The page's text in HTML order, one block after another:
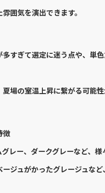
囲気を演出できます。
すぎて選定に迷う点や、単
場の室温上昇に繋がる可能
徴
レー、ダークグレーなど、様
ジュがかったグレージュな